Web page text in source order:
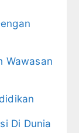
Wawasan
Di Dunia